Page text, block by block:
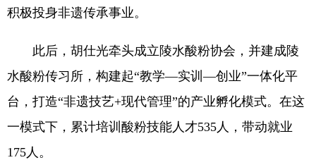
积极投身非遗传承事业。
此后，胡仕光牵头成立陵水酸粉协会，并建成陵
水酸粉传习所，构建起“教学—实训—创业”一体化平
台，打造“非遗技艺+现代管理”的产业孵化模式。在这
一模式下，累计培训酸粉技能人才535人，带动就业
175人。